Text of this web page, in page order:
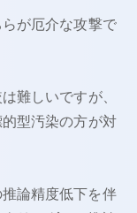
が厄介な攻撃で
難しいですが、
型汚染の方が対
論精度低下を伴